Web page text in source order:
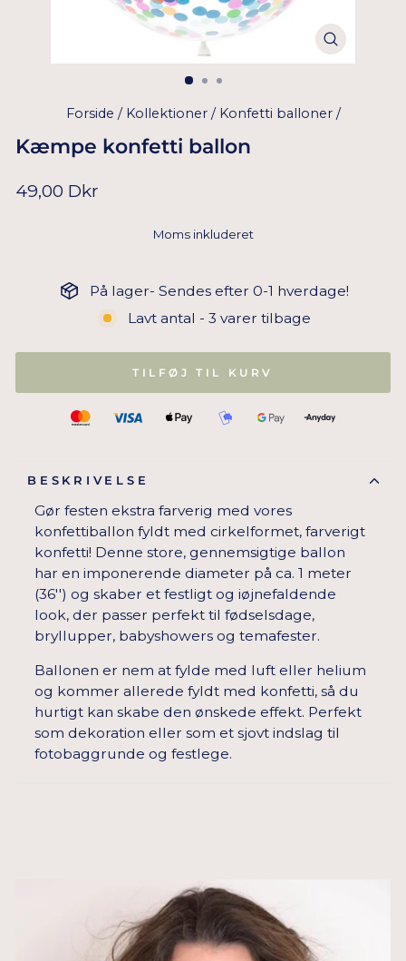
Forside / Kollektioner / Konfetti balloner /
Kæmpe konfetti ballon
Normal
49,00 Dkr
Moms inkluderet
På lager- Sendes efter 0-1 hverdage!
Lavt antal - 3 varer tilbage
TILFØJ TIL KURV
BESKRIVELSE
Gør festen ekstra farverig med vores
konfettiballon fyldt med cirkelformet, farverigt
konfetti! Denne store, gennemsigtige ballon
har en imponerende diameter på ca. 1 meter
(36'') og skaber et festligt og iøjnefaldende
look, der passer perfekt til fødselsdage,
bryllupper, babyshowers og temafester.
Ballonen er nem at fylde med luft eller helium
og kommer allerede fyldt med konfetti, så du
hurtigt kan skabe den ønskede effekt. Perfekt
som dekoration eller som et sjovt indslag til
fotobaggrunde og festlege.